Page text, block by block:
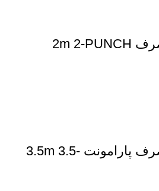
پانچ پوستی یکبار مصرف 2m 2-PUNCH
پانچ پوستی یکبار مصرف پارامونت 3.5m 3.5-